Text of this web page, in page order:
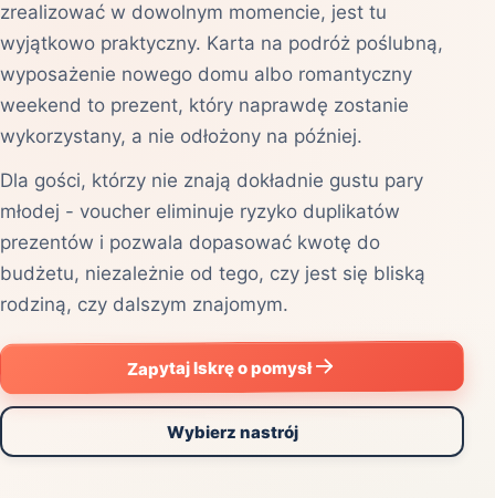
zrealizować w dowolnym momencie, jest tu
wyjątkowo praktyczny. Karta na podróż poślubną,
wyposażenie nowego domu albo romantyczny
weekend to prezent, który naprawdę zostanie
wykorzystany, a nie odłożony na później.
Dla gości, którzy nie znają dokładnie gustu pary
młodej - voucher eliminuje ryzyko duplikatów
prezentów i pozwala dopasować kwotę do
budżetu, niezależnie od tego, czy jest się bliską
rodziną, czy dalszym znajomym.
Zapytaj Iskrę o pomysł
Wybierz nastrój